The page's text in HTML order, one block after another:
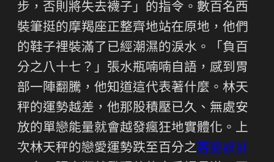
步，否則將失去襪子」的指令。數百名西
裝筆挺的摩羯座正整齊地站在原地，他們
的鞋子裡裝滿了已經潮濕的淚水。「負百
分之八十七？」張水瓶喃喃自語，感到胃
部一陣翻騰，他知道這代表著什麼。林天
秤的運勢越差，他那股積壓已久、無處安
放的單戀能量就會越發瘋狂地實體化。上
次林天秤的戀愛運勢跌至百分之客變設計